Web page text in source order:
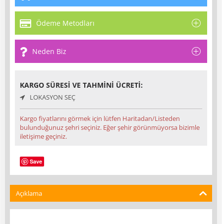
Ödeme Metodları
Neden Biz
KARGO SÜRESI VE TAHMINI ÜCRETI:
LOKASYON SEÇ
Kargo fiyatlarını görmek için lütfen Haritadan/Listeden
bulunduğunuz şehri seçiniz. Eğer şehir görünmüyorsa bizimle
iletişime geçiniz.
Save
Açıklama